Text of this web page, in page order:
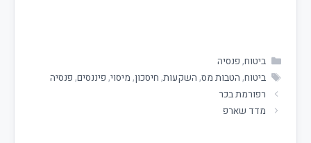
ביטוח, פנסיה
ביטוח, הטבות מס, השקעות, חיסכון, מיסוי, פיננסים, פנסיה
רפורמת בכר
מדד שארפ